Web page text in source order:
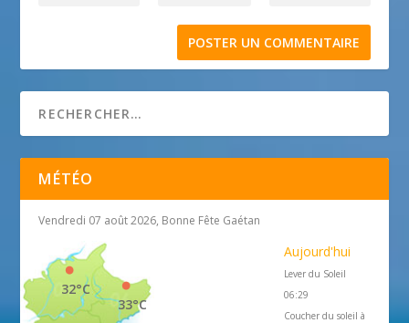
MÉTÉO
Vendredi 07 août 2026, Bonne Fête Gaétan
33°C
32°C
Aujourd'hui
Lever du Soleil
06:29
Coucher du soleil à